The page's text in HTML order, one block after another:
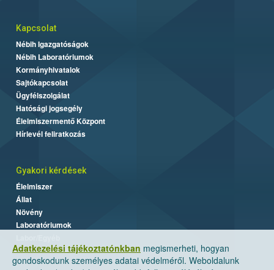
Adatkezelési tájékoztatónkban megismerheti, hogyan
gondoskodunk személyes adatai védelméről. Weboldalunk
Kapcsolat
Nébih Igazgatóságok
Nébih Laboratóriumok
Kormányhivatalok
Sajtókapcsolat
Ügyfélszolgálat
Hatósági jogsegély
Élelmiszermentő Központ
Hírlevél feliratkozás
Gyakori kérdések
Élelmiszer
Állat
Növény
Laboratóriumok